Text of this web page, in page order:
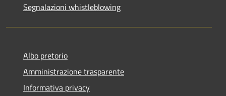
Segnalazioni whistleblowing
Albo pretorio
Amministrazione trasparente
Informativa privacy